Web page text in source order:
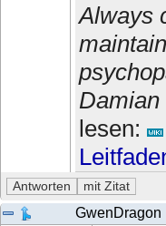
Always
lesen:
GwenDragon